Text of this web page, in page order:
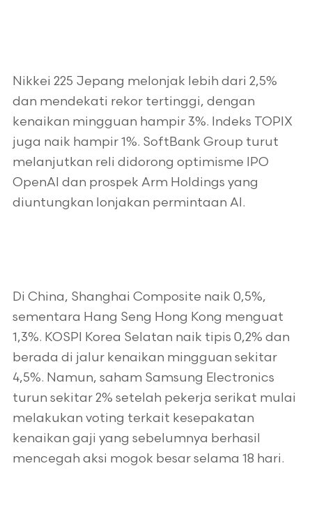
Nikkei 225 Jepang melonjak lebih dari 2,5%
dan mendekati rekor tertinggi, dengan
kenaikan mingguan hampir 3%. Indeks TOPIX
juga naik hampir 1%. SoftBank Group turut
melanjutkan reli didorong optimisme IPO
OpenAI dan prospek Arm Holdings yang
diuntungkan lonjakan permintaan AI.
Di China, Shanghai Composite naik 0,5%,
sementara Hang Seng Hong Kong menguat
1,3%. KOSPI Korea Selatan naik tipis 0,2% dan
berada di jalur kenaikan mingguan sekitar
4,5%. Namun, saham Samsung Electronics
turun sekitar 2% setelah pekerja serikat mulai
melakukan voting terkait kesepakatan
kenaikan gaji yang sebelumnya berhasil
mencegah aksi mogok besar selama 18 hari.